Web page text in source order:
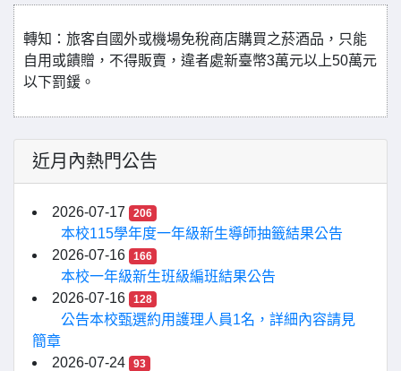
轉知：旅客自國外或機場免稅商店購買之菸酒品，只能
自用或饋贈，不得販賣，違者處新臺幣3萬元以上50萬元
以下罰鍰。
近月內熱門公告
2026-07-17 206
本校115學年度一年級新生導師抽籤結果公告
2026-07-16
166
本校一年級新生班級編班結果公告
2026-07-16
128
公告本校甄選約用護理人員1名，詳細內容請見
簡章
2026-07-24
93